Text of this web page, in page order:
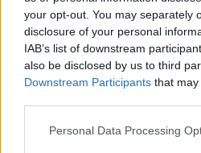
your opt-out. You may separately
disclosure of your personal
IAB’s list of downstream
also be disclosed by us to third
Downstream Participants that
Personal Data Processing